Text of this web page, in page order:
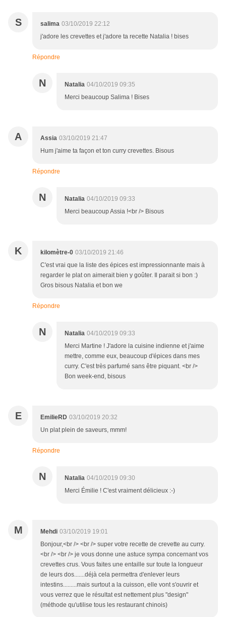
S salima 03/10/2019 22:12
j'adore les crevettes et j'adore ta recette Natalia ! bises
Répondre
N Natalia 04/10/2019 09:35
Merci beaucoup Salima ! Bises
A Assia 03/10/2019 21:47
Hum j'aime ta façon et ton curry crevettes. Bisous
Répondre
N Natalia 04/10/2019 09:33
Merci beaucoup Assia !<br /> Bisous
K kilomètre-0 03/10/2019 21:46
C'est vrai que la liste des épices est impressionnante mais à
regarder le plat on aimerait bien y goûter. Il parait si bon :)
Gros bisous Natalia et bon we
Répondre
N Natalia 04/10/2019 09:33
Merci Martine ! J'adore la cuisine indienne et j'aime
mettre, comme eux, beaucoup d'épices dans mes
curry. C'est très parfumé sans être piquant. <br />
Bon week-end, bisous
E EmilieRD 03/10/2019 20:32
Un plat plein de saveurs, mmm!
Répondre
N Natalia 04/10/2019 09:30
Merci Émilie ! C'est vraiment délicieux :-)
M Mehdi 03/10/2019 19:01
Bonjour,<br /> <br /> super votre recette de crevette au curry.
<br /> <br /> je vous donne une astuce sympa concernant vos
crevettes crus. Vous faites une entaille sur toute la longueur
de leurs dos.......déjà cela permettra d'enlever leurs
intestins.........mais surtout a la cuisson, elle vont s'ouvrir et
vous verrez que le résultat est nettement plus "design"
(méthode qu'utilise tous les restaurant chinois)